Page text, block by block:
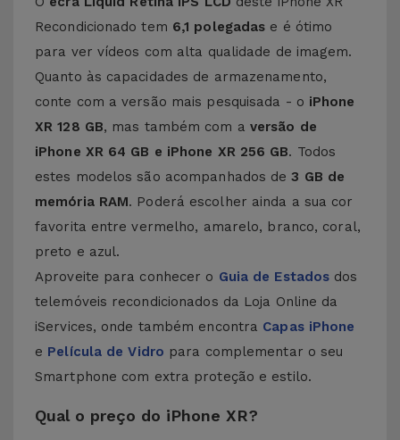
Recondicionado tem 6,1 polegadas e é ótimo
para ver vídeos com alta qualidade de imagem.
Quanto às capacidades de armazenamento,
conte com a versão mais pesquisada - o iPhone
XR 128 GB, mas também com a versão de
iPhone XR 64 GB e iPhone XR 256 GB. Todos
estes modelos são acompanhados de3 GB de
memória RAM. Poderá escolher ainda a sua cor
favorita entre vermelho, amarelo, branco, coral,
preto e azul.
Aproveite para conhecer o Guia de Estados dos
telemóveis recondicionados da Loja Online da
iServices, onde também encontra Capas iPhone
e Película de Vidro para complementar o seu
Smartphone com extra proteção e estilo.
Qual o preço do iPhone XR?